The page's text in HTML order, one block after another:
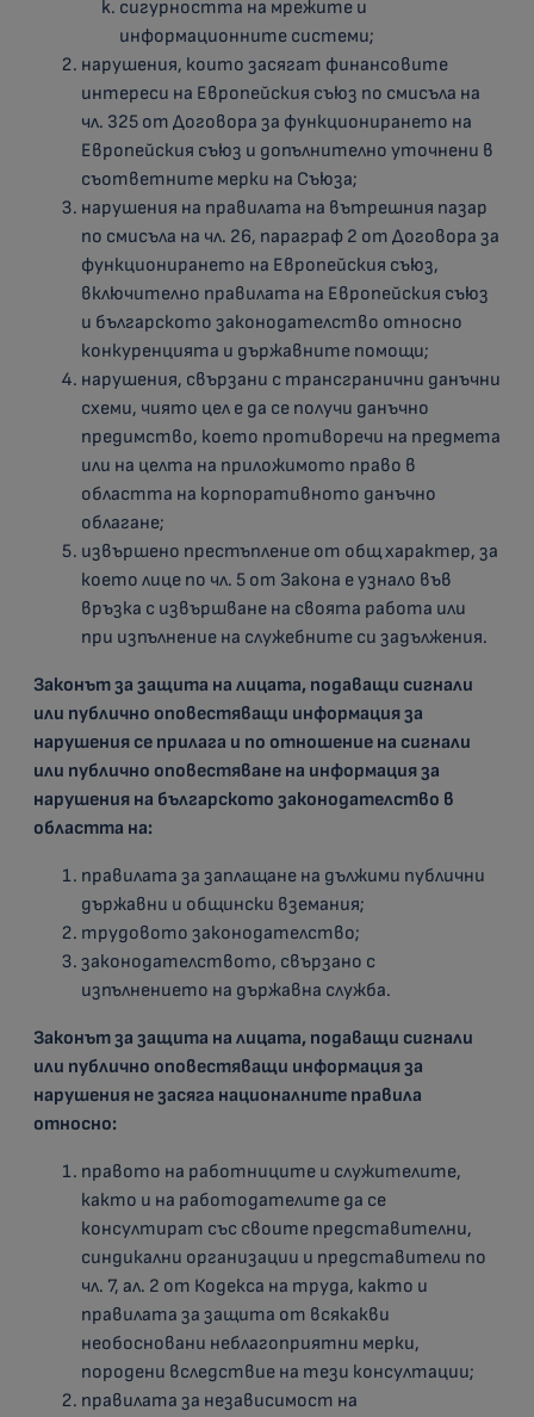
сигурността на мрежите и
информационните системи;
нарушения, които засягат финансовите
интереси на Европейския съюз по смисъла на
чл. 325 от Договора за функционирането на
Европейския съюз и допълнително уточнени в
съответните мерки на Съюза;
нарушения на правилата на вътрешния пазар
по смисъла на чл. 26, параграф 2 от Договора за
функционирането на Европейския съюз,
включително правилата на Европейския съюз
и българското законодателство относно
конкуренцията и държавните помощи;
нарушения, свързани с трансгранични данъчни
схеми, чиято цел е да се получи данъчно
предимство, което противоречи на предмета
или на целта на приложимото право в
областта на корпоративното данъчно
облагане;
извършено престъпление от общ характер, за
което лице по чл. 5 от Закона е узнало във
връзка с извършване на своята работа или
при изпълнение на служебните си задължения.
Законът за защита на лицата, подаващи сигнали
или публично оповестяващи информация за
нарушения се прилага и по отношение на сигнали
или публично оповестяване на информация за
нарушения на българското законодателство в
областта на:
правилата за заплащане на дължими публични
държавни и общински вземания;
трудовото законодателство;
законодателството, свързано с
изпълнението на държавна служба.
Законът за защита на лицата, подаващи сигнали
или публично оповестяващи информация за
нарушения не засяга националните правила
относно:
правото на работниците и служителите,
както и на работодателите да се
консултират със своите представителни,
синдикални организации и представители по
чл. 7, ал. 2 от Кодекса на труда, както и
правилата за защита от всякакви
необосновани неблагоприятни мерки,
породени вследствие на тези консултации;
правилата за независимост на